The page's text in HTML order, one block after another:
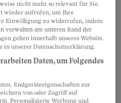
Folge der
in der Nähe von
nicht mehr so relevant für Sie.
wieder aufrufen, um Ihre
Einwilligung zu widerrufen, indem
verwalten am unteren Rand der
gelten innerhalb unseres Website.
in unserer Datenschutzerklärung.
Daten, um Folgendes
Endgeräteeigenschaften zur
von oder Zugriff auf
Personalisierte Werbung und